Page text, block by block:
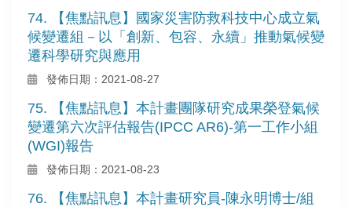
74. 【焦點訊息】國家災害防救科技中心成立氣
候變遷組－以「創新、包容、永續」推動氣候變
遷科學研究與應用
發佈日期：2021-08-27
75. 【焦點訊息】本計畫團隊研究成果榮登氣候
變遷第六次評估報告(IPCC AR6)-第一工作小組
(WGI)報告
發佈日期：2021-08-23
76. 【焦點訊息】本計畫研究員-陳永明博士/組